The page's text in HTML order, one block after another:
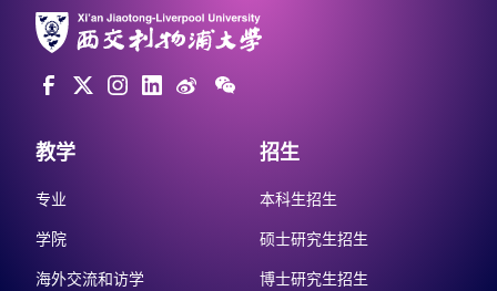
教学
专业
学院
海外交流和访学
招生
本科生招生
硕士研究生招生
博士研究生招生